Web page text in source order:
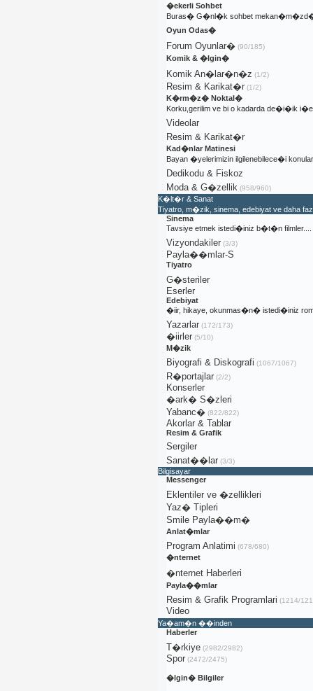
�ekerli Sohbet
Buras� G�nl�k sohbet
Oyun Odas�
Forum Oyunlar�(90/185)
Komik & �lgin�
Komik An�lar�n�z (1/2)
Resim & Karikat�r(1/2)
K�rm�z� Noktal�
Korku,gerilim ve bi o kadarda de�i�ik
Videolar
Resim & Karikat�r
Kad�nlar Matinesi
Bayan �yelerimizin ilgilenebilece�i
Dedikodu & Fiskoz
Moda & G�zellik (958/960)
K�lt�r & Sanat
Tiyatro, m�zik, sinema, edebiyat ve daha
Sinema
Tavsiye etmek istedi�iniz b�t�n filmler....
Vizyondakiler(3/3)
Payla��mlar-S
Tiyatro
G�steriler
Eserler
Edebiyat
�iir, hikaye, okunmas�n� istedi�iniz
Yazarlar(172/173)
�iirler(5/10)
M�zik
Biyografi & Diskografi (1067/1067)
R�portajlar(2/2)
Konserler
�ark� S�zleri
Yabanc�(822/822)
Akorlar & Tablar
Resim & Grafik
Sergiler
Sanat��lar(3/3)
Bilgisayar
Messenger
Eklentiler ve �zellikleri
Yaz� Tipleri
Smile Payla��m�
Anlat�mlar
Program Anlatimi (678/680)
�nternet
�nternet Haberleri
Payla��mlar
Resim & Grafik Programlari (1214/
Video
Ya�am�n ��inden
Haberler
T�rkiye(2982/2982)
Spor(2472/2475)
�lgin� Bilgiler